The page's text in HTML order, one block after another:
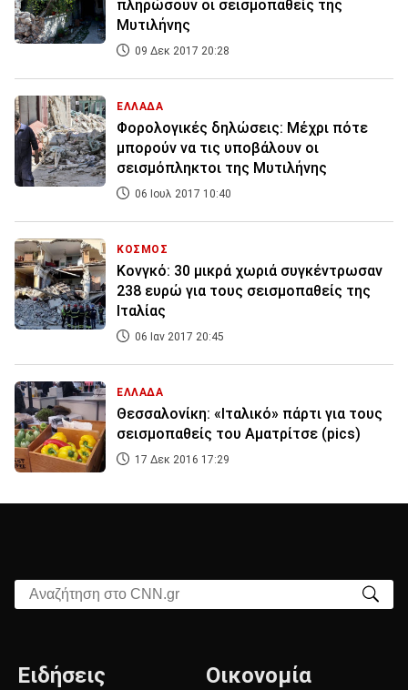
πληρώσουν οι σεισμοπαθείς της
Μυτιλήνης
09 Δεκ 2017 20:28
ΕΛΛΑΔΑ
Φορολογικές δηλώσεις: Μέχρι πότε
μπορούν να τις υποβάλουν οι
σεισμόπληκτοι της Μυτιλήνης
06 Ιουλ 2017 10:40
ΚΟΣΜΟΣ
Κονγκό: 30 μικρά χωριά συγκέντρωσαν
238 ευρώ για τους σεισμοπαθείς της
Ιταλίας
06 Ιαν 2017 20:45
ΕΛΛΑΔΑ
Θεσσαλονίκη: «Ιταλικό» πάρτι για τους
σεισμοπαθείς του Αματρίτσε (pics)
17 Δεκ 2016 17:29
Αναζήτηση στο CNN.gr
Ειδήσεις Οικονομία